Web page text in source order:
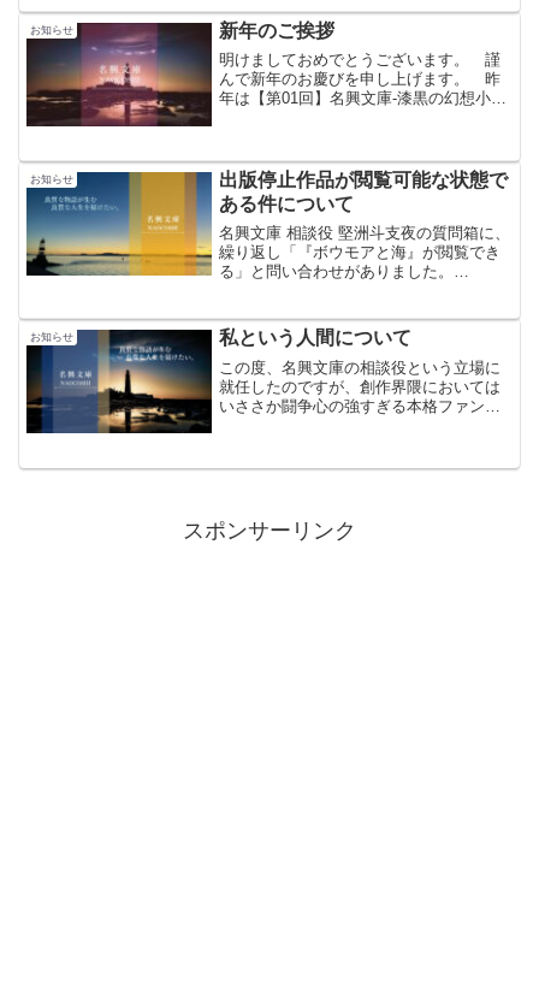
謗中傷・名誉毀損について...
お知らせ 新年のご挨拶
明けましておめでとうございます。 謹
んで新年のお慶びを申し上げます。 昨
年は【第01回】名興文庫-漆黒の幻想小説
お知らせ
出版停止作品が閲覧可能な状態で
ある件について
名興文庫 相談役 堅洲斗支夜の質問箱に、
繰り返し「『ボウモアと海』が閲覧でき
る」と問い合わせがありました。
ログ「お問い合わせ」よ...
お知らせ 私という人間について
この度、名興文庫の相談役という立場に
就任したのですが、創作界隈においては
いささか闘争心の強すぎる本格ファンタ
スポンサーリンク